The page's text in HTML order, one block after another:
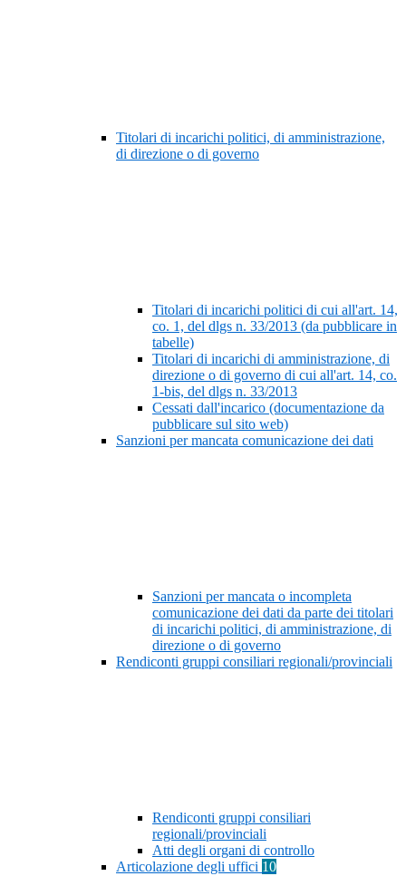
Titolari di incarichi politici, di amministrazione,
di direzione o di governo
Titolari di incarichi politici di cui all'art. 14,
co. 1, del dlgs n. 33/2013 (da pubblicare in
tabelle)
Titolari di incarichi di amministrazione, di
direzione o di governo di cui all'art. 14, co.
1-bis, del dlgs n. 33/2013
Cessati dall'incarico (documentazione da
pubblicare sul sito web)
Sanzioni per mancata comunicazione dei dati
Sanzioni per mancata o incompleta
comunicazione dei dati da parte dei titolari
di incarichi politici, di amministrazione, di
direzione o di governo
Rendiconti gruppi consiliari regionali/provinciali
Rendiconti gruppi consiliari
regionali/provinciali
Atti degli organi di controllo
Articolazione degli uffici 10